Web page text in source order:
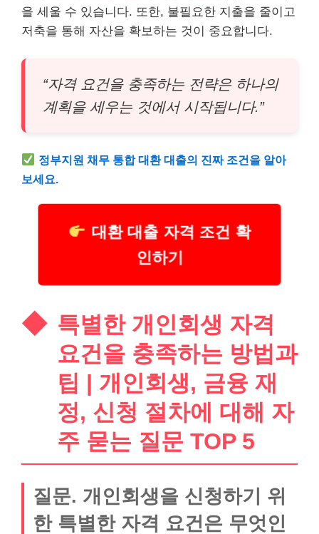
을 세울 수 있습니다. 또한, 불필요한 지출을 줄이고
저축을 통해 자산을 확보하는 것이 중요합니다.
“자격 요건을 충족하는 전략은 하나의
계획을 세우는 것에서 시작됩니다.”
정부지원 채무 통합 대환 대출의 진짜 조건을 알아
보세요.
대환 대출 자격 조건 확
인하기
특별한 개인회생 자격
요건을 충족하는 방법과
팁 | 개인회생, 금융 재
정, 신청 절차에 대해 자
주 묻는 질문 TOP 5
질문. 개인회생을 신청하기 위
한 특별한 자격 요건은 무엇인